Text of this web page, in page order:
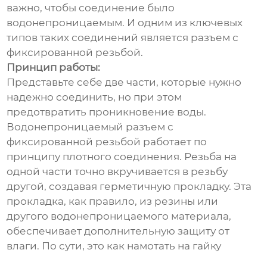
важно, чтобы соединение было
водонепроницаемым. И одним из ключевых
типов таких соединений является разъем с
фиксированной резьбой.
Принцип работы:
Представьте себе две части, которые нужно
надежно соединить, но при этом
предотвратить проникновение воды.
Водонепроницаемый разъем с
фиксированной резьбой работает по
принципу плотного соединения. Резьба на
одной части точно вкручивается в резьбу
другой, создавая герметичную прокладку. Эта
прокладка, как правило, из резины или
другого водонепроницаемого материала,
обеспечивает дополнительную защиту от
влаги. По сути, это как намотать на гайку